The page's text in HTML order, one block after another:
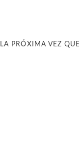
PRÓXIMA VEZ